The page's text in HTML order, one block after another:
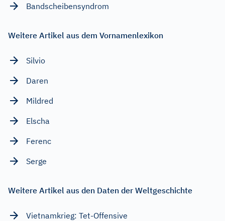
Bandscheibensyndrom
Weitere Artikel aus dem Vornamenlexikon
Silvio
Daren
Mildred
Elscha
Ferenc
Serge
Weitere Artikel aus den Daten der Weltgeschichte
Vietnamkrieg: Tet-Offensive